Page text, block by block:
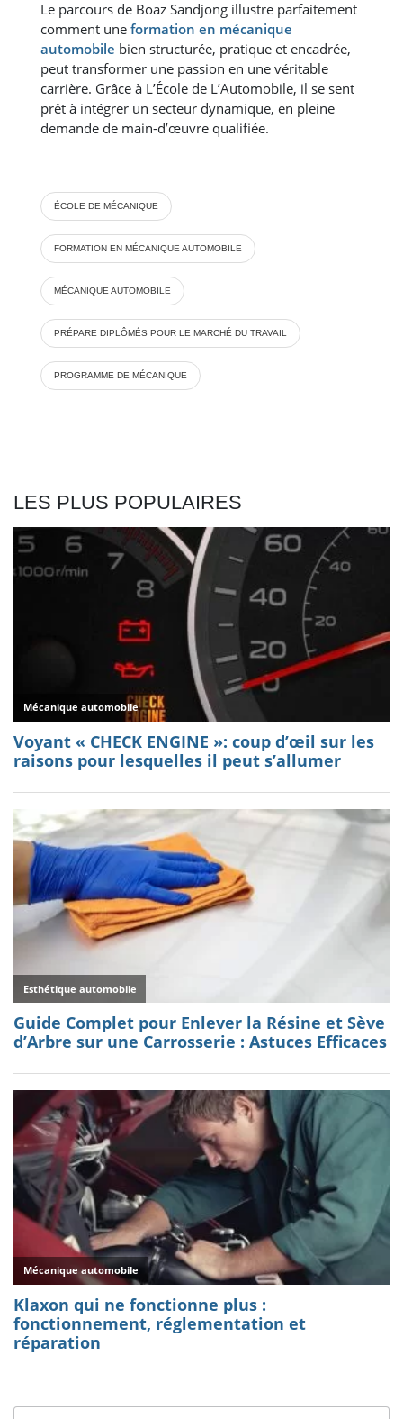
Le parcours de Boaz Sandjong illustre parfaitement
comment une formation en mécanique
automobile bien structurée, pratique et encadrée,
peut transformer une passion en une véritable
carrière. Grâce à L’École de L’Automobile, il se sent
prêt à intégrer un secteur dynamique, en pleine
demande de main-d’œuvre qualifiée.
ÉCOLE DE MÉCANIQUE
FORMATION EN MÉCANIQUE AUTOMOBILE
MÉCANIQUE AUTOMOBILE
PRÉPARE DIPLÔMÉS POUR LE MARCHÉ DU TRAVAIL
PROGRAMME DE MÉCANIQUE
LES PLUS POPULAIRES